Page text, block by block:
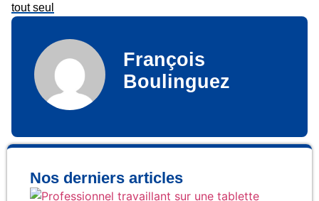
tout seul
François
Boulinguez
Nos derniers articles